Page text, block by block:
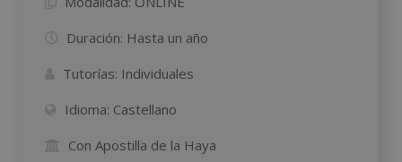
Duración: Hasta un año
Tutorías: Individuales
Idioma: Castellano
Con Apostilla de la Haya